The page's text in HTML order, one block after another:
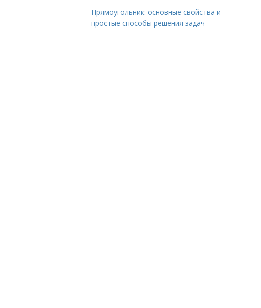
Прямоугольник: основные свойства и
простые способы решения задач